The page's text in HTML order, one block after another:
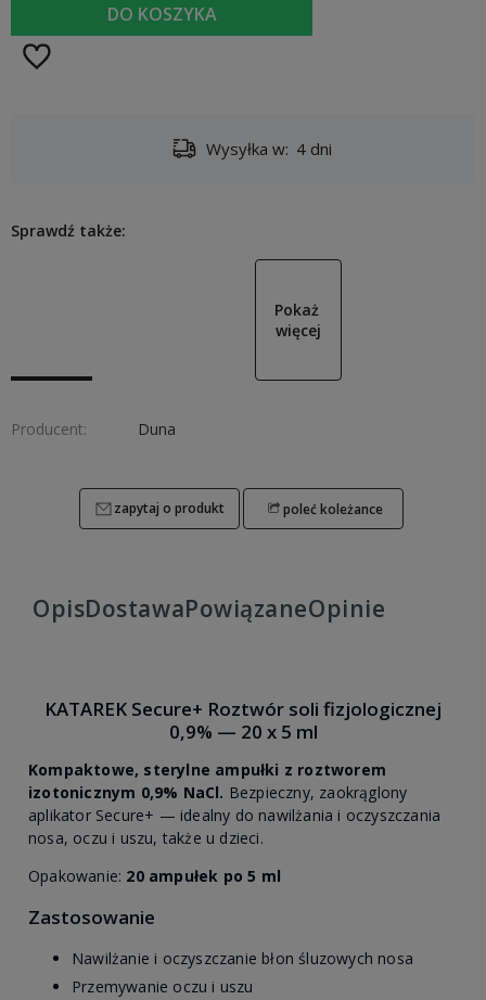
DO KOSZYKA
Wysyłka w: 4 dni
Sprawdź także:
Pokaż
więcej
Producent: Duna
zapytaj o produkt poleć koleżance
OpisDostawaPowiązaneOpinie
KATAREK Secure+ Roztwór soli fizjologicznej
0,9% — 20 x 5 ml
Kompaktowe, sterylne ampułki z roztworem
izotonicznym 0,9% NaCl. Bezpieczny, zaokrąglony
aplikator Secure+ — idealny do nawilżania i oczyszczania
nosa, oczu i uszu, także u dzieci.
Opakowanie: 20 ampułek po 5 ml
Zastosowanie
Nawilżanie i oczyszczanie błon śluzowych nosa
Przemywanie oczu i uszu